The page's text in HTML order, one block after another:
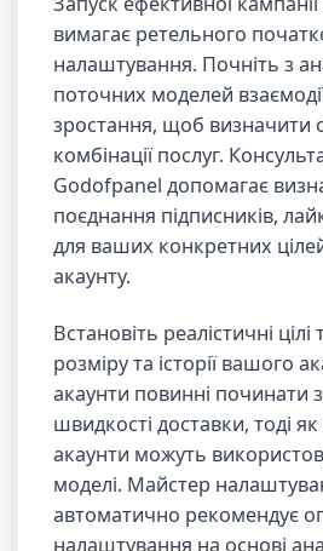
вимагає ретельного
налаштування. Почніть з
поточних моделей
зростання, щоб визначити
комбінації послуг.
Godofpanel допомагає
поєднання підписників,
для ваших конкретних
акаунту.
Встановіть реалістичні
розміру та історії вашого
акаунти повинні починати
швидкості доставки, тоді
акаунти можуть
моделі. Майстер
автоматично рекомендує
налаштування на основі